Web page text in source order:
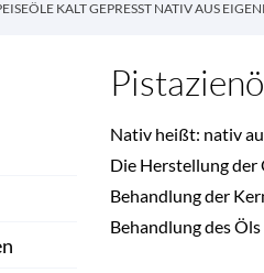
KALT GEPRESST NATIV AUS
Nativ heißt: nativ
Die Herstellung der
Behandlung der
Behandlung des